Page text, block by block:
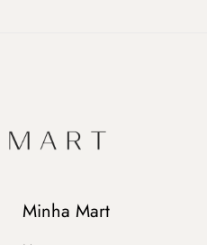
Minha Mart